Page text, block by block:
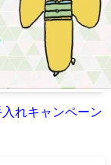
れキャンペーン